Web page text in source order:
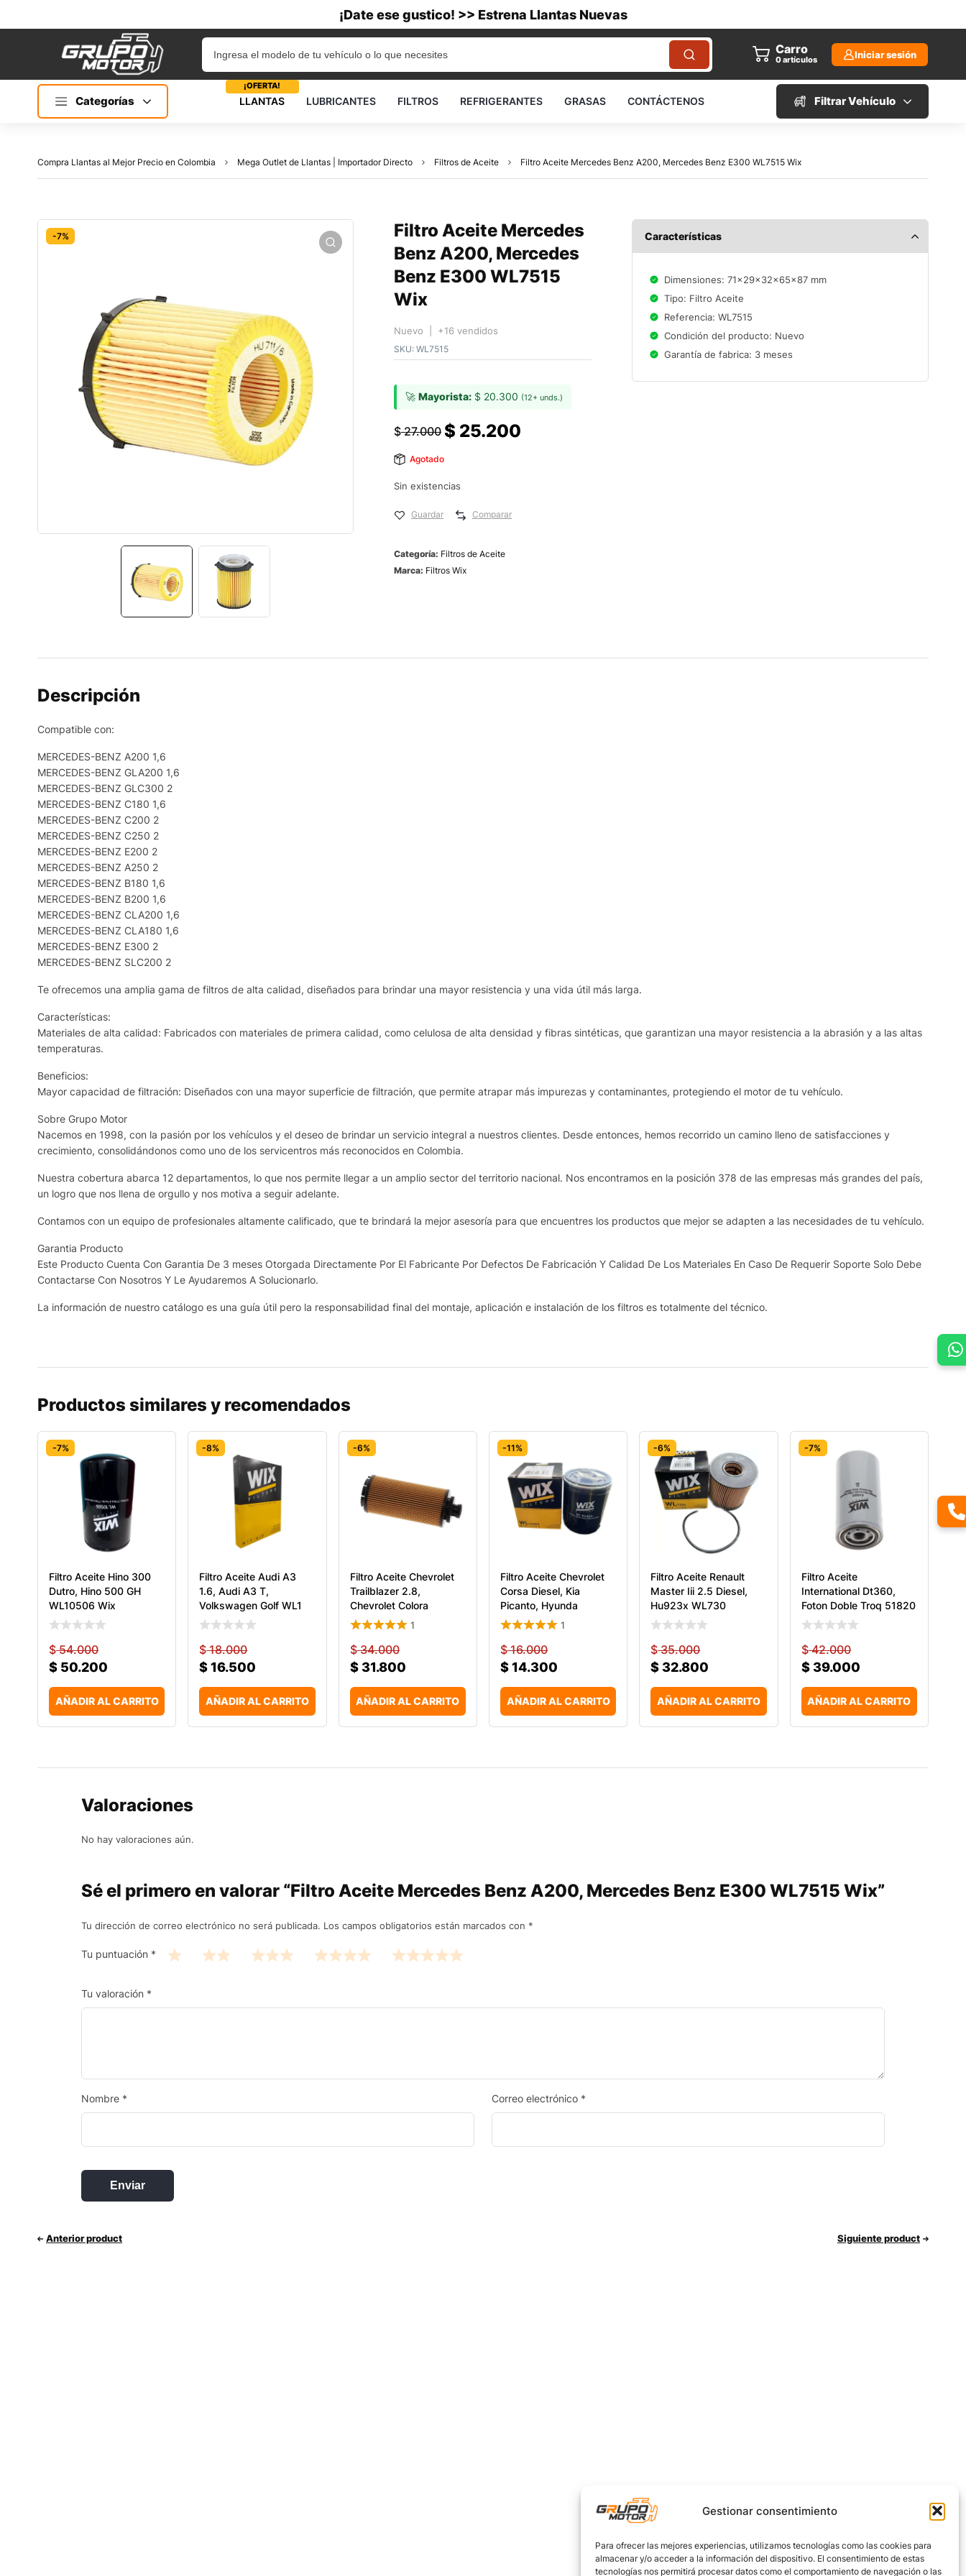
Gestionar consentimiento
Para ofrecer las mejores experiencias, utilizamos tecnologías como las cookies para
almacenar y/o acceder a la información del dispositivo. El consentimiento de estas
tecnologías nos permitirá procesar datos como el comportamiento de navegación o las
¡Date ese gustico! >> Estrena Llantas Nuevas
Carro
0artículos Iniciar sesión
Categorías LLANTAS
¡OFERTA!
LUBRICANTES FILTROS REFRIGERANTES GRASAS CONTÁCTENOS Filtrar Vehículo
Compra Llantas al Mejor Precio en Colombia Mega Outlet de Llantas | Importador Directo Filtros de Aceite Filtro Aceite Mercedes Benz A200, Mercedes Benz E300 WL7515 Wix
-7%
Filtro Aceite Mercedes
Benz A200, Mercedes
Benz E300 WL7515
Wix
Nuevo | +16 vendidos
SKU: WL7515
🚀 Mayorista: $ 20.300 (12+ unds.)
$27.000 $ 25.200
Agotado
Sin existencias
Guardar Comparar
Categoría: Filtros de Aceite
Marca: Filtros Wix
Características
Dimensiones: 71x29x32x65x87 mm
Tipo: Filtro Aceite
Referencia: WL7515
Condición del producto: Nuevo
Garantía de fabrica: 3 meses
Descripción
Compatible con:
MERCEDES-BENZ A200 1,6
MERCEDES-BENZ GLA200 1,6
MERCEDES-BENZ GLC300 2
MERCEDES-BENZ C180 1,6
MERCEDES-BENZ C200 2
MERCEDES-BENZ C250 2
MERCEDES-BENZ E200 2
MERCEDES-BENZ A250 2
MERCEDES-BENZ B180 1,6
MERCEDES-BENZ B200 1,6
MERCEDES-BENZ CLA200 1,6
MERCEDES-BENZ CLA180 1,6
MERCEDES-BENZ E300 2
MERCEDES-BENZ SLC200 2
Te ofrecemos una amplia gama de filtros de alta calidad, diseñados para brindar una mayor resistencia y una vida útil más larga.
Características:
Materiales de alta calidad: Fabricados con materiales de primera calidad, como celulosa de alta densidad y fibras sintéticas, que garantizan una mayor resistencia a la abrasión y a las altas
temperaturas.
Beneficios:
Mayor capacidad de filtración: Diseñados con una mayor superficie de filtración, que permite atrapar más impurezas y contaminantes, protegiendo el motor de tu vehículo.
Sobre Grupo Motor
Nacemos en 1998, con la pasión por los vehículos y el deseo de brindar un servicio integral a nuestros clientes. Desde entonces, hemos recorrido un camino lleno de satisfacciones y
crecimiento, consolidándonos como uno de los servicentros más reconocidos en Colombia.
Nuestra cobertura abarca 12 departamentos, lo que nos permite llegar a un amplio sector del territorio nacional. Nos encontramos en la posición 378 de las empresas más grandes del país,
un logro que nos llena de orgullo y nos motiva a seguir adelante.
Contamos con un equipo de profesionales altamente calificado, que te brindará la mejor asesoría para que encuentres los productos que mejor se adapten a las necesidades de tu vehículo.
Garantia Producto
Este Producto Cuenta Con Garantia De 3 meses Otorgada Directamente Por El Fabricante Por Defectos De Fabricación Y Calidad De Los Materiales En Caso De Requerir Soporte Solo Debe
Contactarse Con Nosotros Y Le Ayudaremos A Solucionarlo.
La información de nuestro catálogo es una guía útil pero la responsabilidad final del montaje, aplicación e instalación de los filtros es totalmente del técnico.
Productos similares y recomendados
-7%
Filtro Aceite Hino 300
Dutro, Hino 500 GH
WL10506 Wix
$54.000
$ 50.200
AÑADIR AL CARRITO
-8%
Filtro Aceite Audi A3
1.6, Audi A3 T,
Volkswagen Golf WL1
$18.000
$16.500
AÑADIR AL CARRITO
-6%
Filtro Aceite Chevrolet
Trailblazer 2.8,
Chevrolet Colora
1
$34.000
$31.800
AÑADIR AL CARRITO
-11%
Filtro Aceite Chevrolet
Corsa Diesel, Kia
Picanto, Hyunda
1
$16.000
$14.300
AÑADIR AL CARRITO
-6%
Filtro Aceite Renault
Master Iii 2.5 Diesel,
Hu923x WL730
$35.000
$32.800
AÑADIR AL CARRITO
-7%
Filtro Aceite
International Dt360,
Foton Doble Troq 51820
$42.000
$39.000
AÑADIR AL CARRITO
Valoraciones
No hay valoraciones aún.
Sé el primero en valorar “Filtro Aceite Mercedes Benz A200, Mercedes Benz E300 WL7515 Wix”
Tu dirección de correo electrónico no será publicada. Los campos obligatorios están marcados con *
Tu puntuación *
Tu valoración *
Nombre * Correo electrónico *
Anterior product Siguiente product